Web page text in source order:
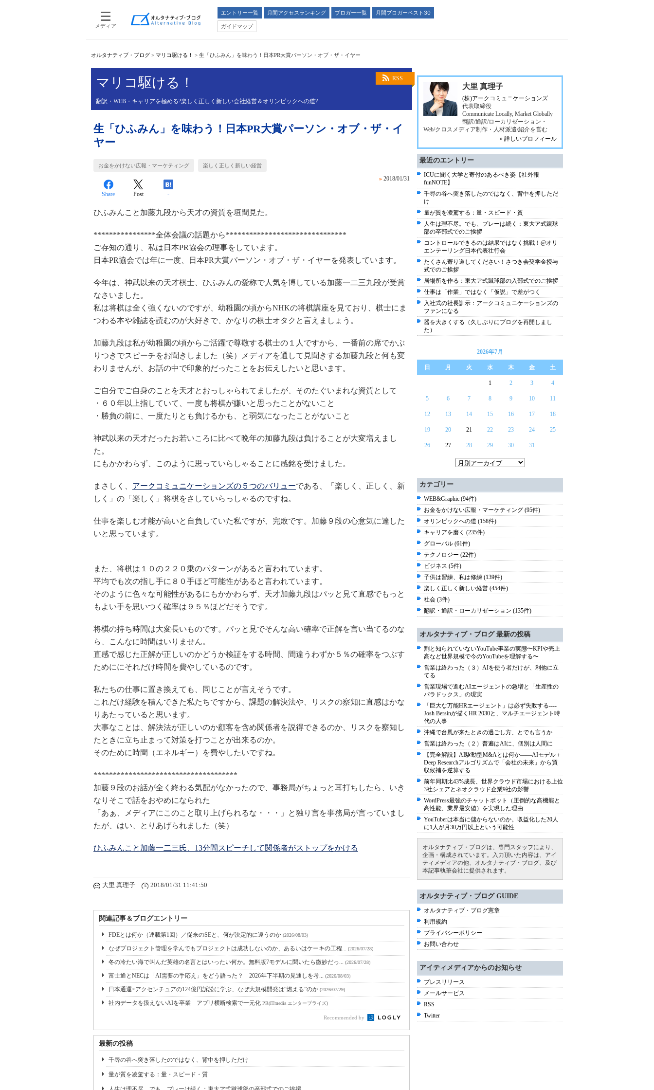
メディア
エントリー一覧 月間アクセスランキング ブロガー一覧
月間ブロガーベスト30
ガイドマップ
オルタナティブ・ブログ > マリコ駆ける！ > 生「ひふみん」を味わう！日本PR大賞パーソン・オブ・ザ・イヤー
RSS
マリコ駆ける！
翻訳・WEB・キャリアを極める?楽しく正しく新しい会社経営＆オリンピックへの道?
生「ひふみん」を味わう！日本PR大賞パーソン・オブ・ザ・イ
ヤー
お金をかけない広報・マーケティング 楽しく正しく新しい経営
» 2018/01/31
Share Post -
ひふみんこと加藤九段から天才の資質を垣間見た。
****************全体会議の話題から*******************************
ご存知の通り、私は日本PR協会の理事をしています。
日本PR協会では年に一度、日本PR大賞パーソン・オブ・ザ・イヤーを発表しています。
今年は、神武以来の天才棋士、ひふみんの愛称で人気を博している加藤一二三九段が受賞
なさいました。
私は将棋は全く強くないのですが、幼稚園の頃からNHKの将棋講座を見ており、棋士にま
つわる本や雑誌を読むのが大好きで、かなりの棋士オタクと言えましょう。
加藤九段は私が幼稚園の頃からご活躍で尊敬する棋士の１人ですから、一番前の席でかぶ
りつきでスピーチをお聞きしました（笑）メディアを通して見聞きする加藤九段と何も変
わりませんが、お話の中で印象的だったことをお伝えしたいと思います。
ご自分でご自身のことを天才とおっしゃられてましたが、そのたぐいまれな資質として
・６０年以上指していて、一度も将棋が嫌いと思ったことがないこと
・勝負の前に、一度たりとも負けるかも、と弱気になったことがないこと
神武以来の天才だったお若いころに比べて晩年の加藤九段は負けることが大変増えまし
た。
にもかかわらず、このように思っていらしゃることに感銘を受けました。
まさしく、 アークコミュニケーションズの５つのバリューである、「楽しく、正しく、新
しく」の「楽しく」将棋をさしていらっしゃるのですね。
仕事を楽しむ才能が高いと自負していた私ですが、完敗です。加藤９段の心意気に達した
いと思っています。
また、将棋は１０の２２０乗のパターンがあると言われています。
平均でも次の指し手に８０手ほど可能性があると言われています。
そのように色々な可能性があるにもかかわらず、天才加藤九段はパッと見て直感でもっと
もよい手を思いつく確率は９５％ほどだそうです。
将棋の持ち時間は大変長いものです。パッと見でそんな高い確率で正解を言い当てるのな
ら、こんなに時間はいりません。
直感で感じた正解が正しいのかどうか検証をする時間、間違うわずか５％の確率をつぶす
ためににそれだけ時間を費やしているのです。
私たちの仕事に置き換えても、同じことが言えそうです。
これだけ経験を積んできた私たちですから、課題の解決法や、リスクの察知に直感はかな
りあたっていると思います。
大事なことは、解決法が正しいのか顧客を含め関係者を説得できるのか、リスクを察知し
たときに立ち止まって対策を打つことが出来るのか。
そのために時間（エネルギー）を費やしたいですね。
*************************************
加藤９段のお話が全く終わる気配がなかったので、事務局がちょっと耳打ちしたら、いき
なりそこで話をおやめになられた
「あぁ、メディアにこのこと取り上げられるな・・・」と独り言を事務局が言っていまし
たが、はい、とりあげられました（笑）
ひふみんこと加藤一二三氏、13分間スピーチして関係者がストップをかける
大里 真理子 2018/01/31 11:41:50
関連記事＆ブログエントリー
FDEとは何か（連載第1回）／従来のSEと、何が決定的に違うのか (2026/08/03)
なぜプロジェクト管理を学んでもプロジェクトは成功しないのか、あるいはケーキの工程... (2026/07/28)
冬の冷たい海で叫んだ英雄の名言とはいったい何か。無料版7モデルに聞いたら微妙だっ... (2026/07/28)
富士通とNECは「AI需要の手応え」をどう語った？ 2026年下半期の見通しを考... (2026/08/03)
日本通運×アクセンチュアの124億円訴訟に学ぶ、なぜ大規模開発は“燃える”のか (2026/07/29)
社内データを扱えないAIを卒業 アプリ横断検索で一元化 PR(ITmedia エンタープライズ)
Recommended by
最新の投稿
千尋の谷へ突き落したのではなく、背中を押しただけ
量が質を凌駕する：量・スピード・質
大里 真理子
(株)アークコミュニケーションズ
代表取締役
Communicate Locally, Market Globally
翻訳/通訳/ローカリゼーション・
Web/クロスメディア制作・人材派遣/紹介を営む
» 詳しいプロフィール
最近のエントリー
ICUに聞く大学と寄付のあるべき姿【社外報
funNOTE】
千尋の谷へ突き落したのではなく、背中を押しただ
け
量が質を凌駕する：量・スピード・質
人生は理不尽。でも、プレーは続く：東大ア式蹴球
部の卒部式でのご挨拶
コントロールできるのは結果ではなく挑戦！@オリ
エンテーリング日本代表壮行会
たくさん寄り道してください！さつき会奨学金授与
式でのご挨拶
居場所を作る：東大ア式蹴球部の入部式でのご挨拶
仕事は「作業」ではなく「仮説」で差がつく
入社式の社長訓示：アークコミュニケーションズの
ファンになる
器を大きくする（久しぶりにブログを再開しまし
た）
2026年7月
日 月 火 水 木 金 土
1 2 3 4
5 6 7 8 9 10 11
12 13 14 15 16 17 18
19 20 21 22 23 24 25
26 27 28 29 30 31
カテゴリー
WEB&Graphic (94件)
お金をかけない広報・マーケティング (95件)
オリンピックへの道 (158件)
キャリアを磨く (235件)
グローバル (61件)
テクノロジー (22件)
ビジネス (5件)
子供は習練、私は修練 (139件)
楽しく正しく新しい経営 (454件)
社会 (3件)
翻訳・通訳・ローカリゼーション (135件)
オルタナティブ・ブログ 最新の投稿
割と知られていないYouTube事業の実態〜KPIや売上
高など世界規模で今のYouTubeを理解する〜
営業は終わった（３）AIを使う者だけが、利他に立
てる
営業現場で進むAIエージェントの急増と「生産性の
パラドックス」の現実
「巨大な万能HRエージェント」は必ず失敗する----
Josh Bersinが描くHR 2030と、マルチエージェント時
代の人事
沖縄で台風が来たときの過ごし方、とでも言うか
営業は終わった（２）普遍はAIに、個別は人間に
【完全解説】AI駆動型M&Aとは何か――AIモデル＋
Deep Researchアルゴリズムで「会社の未来」から買
収候補を逆算する
前年同期比43%成長、世界クラウド市場における上位
3社シェアとネオクラウド企業9社の影響
WordPress最強のチャットボット（圧倒的な高機能と
高性能、業界最安値）を実現した理由
YouTuberは本当に儲からないのか。収益化した20人
に1人が月30万円以上という可能性
オルタナティブ・ブログは、専門スタッフにより、
企画・構成されています。入力頂いた内容は、アイ
ティメディアの他、オルタナティブ・ブログ、及び
本記事執筆会社に提供されます。
オルタナティブ・ブログ GUIDE
オルタナティブ・ブログ憲章
利用規約
プライバシーポリシー
お問い合わせ
アイティメディアからのお知らせ
プレスリリース
メールサービス
RSS
Twitter